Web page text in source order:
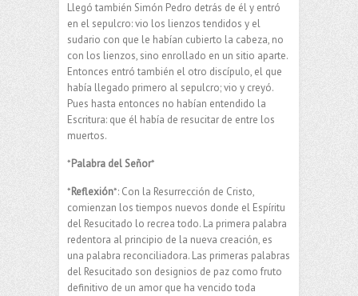
Llegó también Simón Pedro detrás de él y entró
en el sepulcro: vio los lienzos tendidos y el
sudario con que le habían cubierto la cabeza, no
con los lienzos, sino enrollado en un sitio aparte.
Entonces entró también el otro discípulo, el que
había llegado primero al sepulcro; vio y creyó.
Pues hasta entonces no habían entendido la
Escritura: que él había de resucitar de entre los
muertos.
*Palabra del Señor*
*Reflexión*: Con la Resurrección de Cristo,
comienzan los tiempos nuevos donde el Espíritu
del Resucitado lo recrea todo. La primera palabra
redentora al principio de la nueva creación, es
una palabra reconciliadora. Las primeras palabras
del Resucitado son designios de paz como fruto
definitivo de un amor que ha vencido toda